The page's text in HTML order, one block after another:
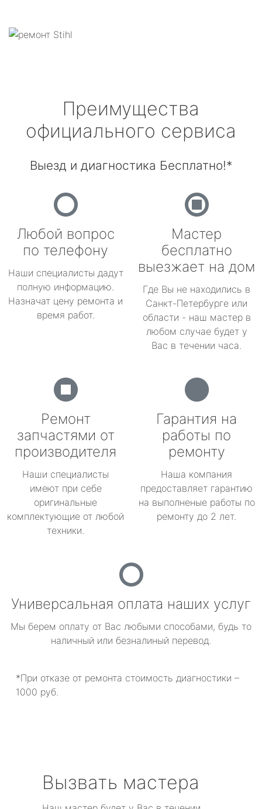
Преимущества
официального сервиса
Выезд и диагностика Бесплатно!*
Любой вопрос
по телефону
Наши специалисты дадут
полную информацию.
Назначат цену ремонта и
время работ.
Мастер
бесплатно
выезжает на дом
Где Вы не находились в
Санкт-Петербурге или
области - наш мастер в
любом случае будет у
Вас в течении часа.
Ремонт
запчастями от
производителя
Наши специалисты
имеют при себе
оригинальные
комплектующие от любой
техники.
Гарантия на
работы по
ремонту
Наша компания
предоставляет гарантию
на выполненые работы по
ремонту до 2 лет.
Универсальная оплата наших услуг
Мы берем оплату от Вас любыми способами, будь то
наличный или безналиный перевод.
*При отказе от ремонта стоимость диагностики –
1000 руб.
Вызвать мастера